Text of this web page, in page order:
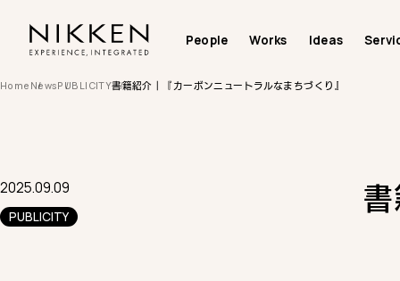
People Works Ideas
Home NewsPUBLICITY書籍紹介｜『カーボンニュートラルなまちづくり』
2025.09.09
PUBLICITY 書